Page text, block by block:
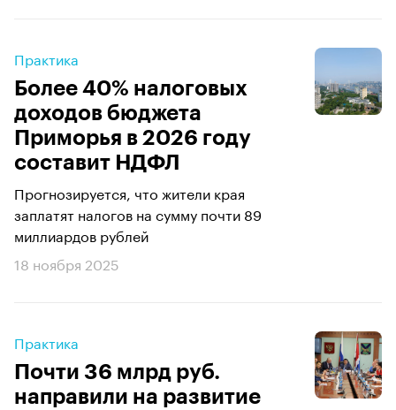
Практика
Более 40% налоговых
доходов бюджета
Приморья в 2026 году
составит НДФЛ
Прогнозируется, что жители края
заплатят налогов на сумму почти 89
миллиардов рублей
18 ноября 2025
Практика
Почти 36 млрд руб.
направили на развитие